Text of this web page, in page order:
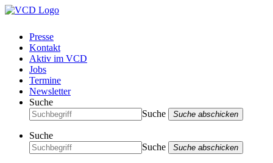
Presse
Kontakt
Aktiv im VCD
Jobs
Termine
Newsletter
Suche
Suche
Suche abschicken
Suche
Suche
Suche abschicken